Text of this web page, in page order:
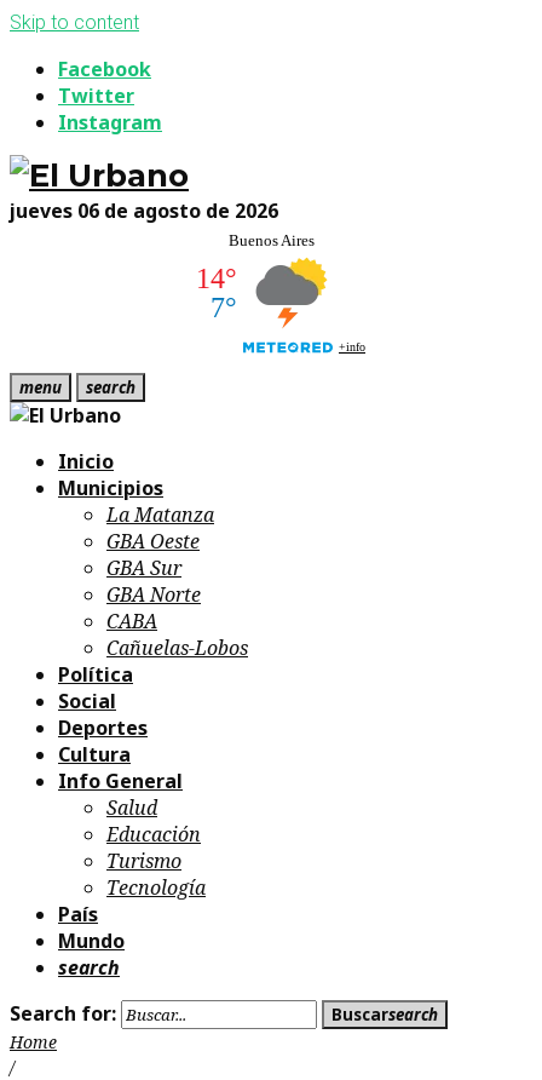
Skip to content
Facebook
Twitter
Instagram
jueves 06 de agosto de 2026
menu search
Inicio
Municipios
La Matanza
GBA Oeste
GBA Sur
GBA Norte
CABA
Cañuelas-Lobos
Política
Social
Deportes
Cultura
Info General
Salud
Educación
Turismo
Tecnología
País
Mundo
search
Search for:
Buscarsearch
Home
/